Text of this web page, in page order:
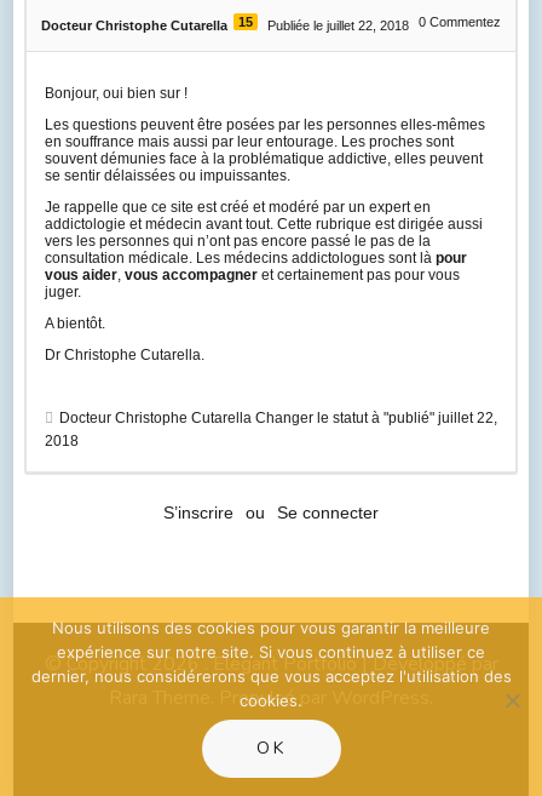
Docteur Christophe Cutarella 15 Publiée le juillet 22, 2018 0 Commentez
Bonjour, oui bien sur !
Les questions peuvent être posées par les personnes elles-mêmes
en souffrance mais aussi par leur entourage. Les proches sont
souvent démunies face à la problématique addictive, elles peuvent
se sentir délaissées ou impuissantes.
Je rappelle que ce site est créé et modéré par un expert en
addictologie et médecin avant tout. Cette rubrique est dirigée aussi
vers les personnes qui n’ont pas encore passé le pas de la
consultation médicale. Les médecins addictologues sont là pour
vous aider, vous accompagneret certainement pas pour vous
juger.
A bientôt.
Dr Christophe Cutarella.
Docteur Christophe CutarellaChanger le statut à "publié" juillet 22,
2018
S’inscrire ou Se connecter
© Copyright 2026. Elegant Portfolio | Développé par
. Propulsé par
Nous utilisons des cookies pour vous garantir la meilleure
expérience sur notre site. Si vous continuez à utiliser ce
dernier, nous considérerons que vous acceptez l'utilisation des
cookies.
OK